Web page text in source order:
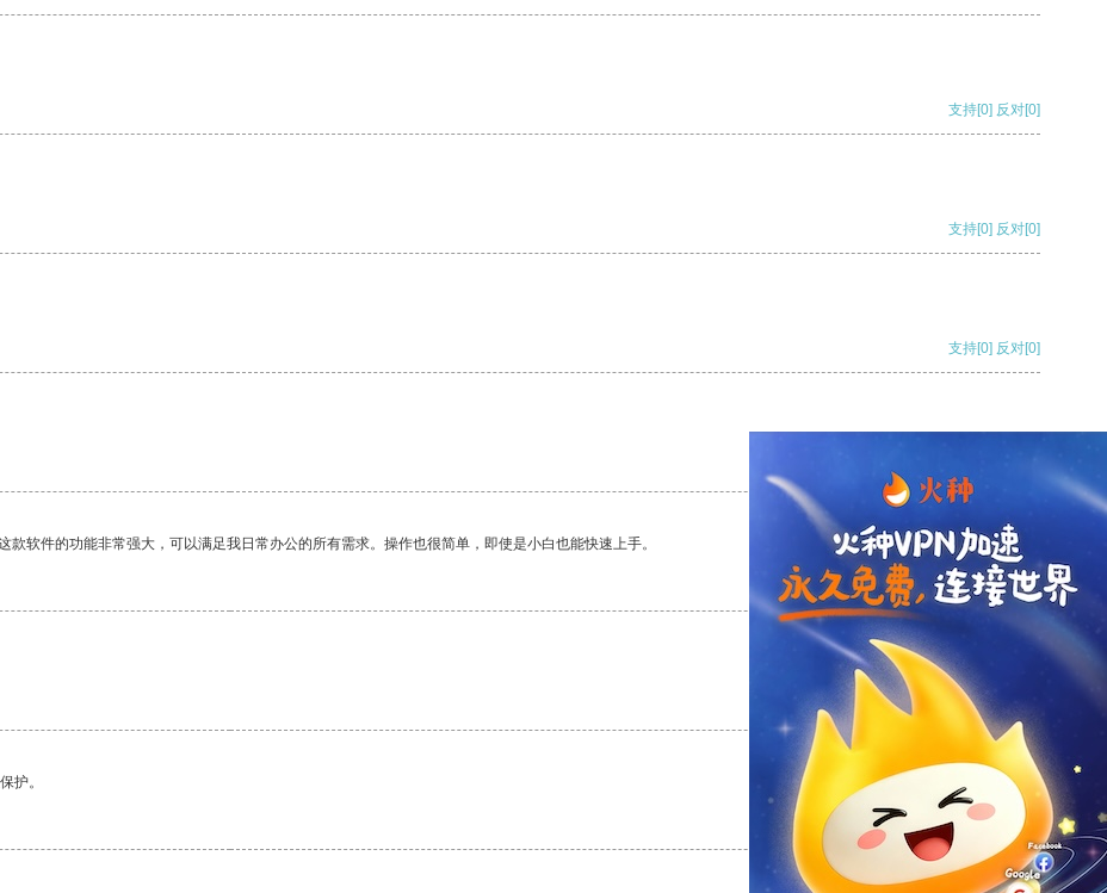
支持[0] 反对[0]
支持[0] 反对[0]
支持[0] 反对[0]
软件的功能非常强大，可以满足我日常办公的所有需求。操作也很简单，即使是小白也能快速上手。
支持 [0] 反对[0]
支持[0] 反对
护。
支持[0] 反对[0]